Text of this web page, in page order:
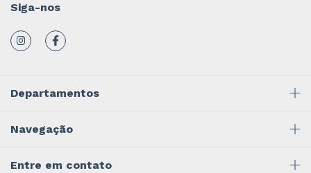
Siga-nos
Departamentos
Navegação
Entre em contato